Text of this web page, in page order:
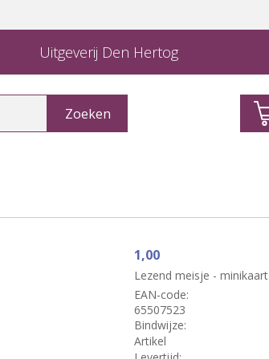
Uitgeverij Den Hertog
1,00
Lezend meisje - minikaart
EAN-code:
65507523
Bindwijze:
Artikel